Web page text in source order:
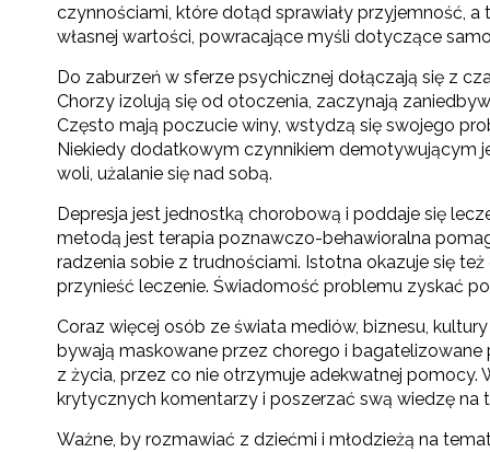
czynnościami, które dotąd sprawiały przyjemność,
własnej wartości, powracające myśli dotyczące
Do zaburzeń w sferze psychicznej dołączają się z
Chorzy izolują się od otoczenia, zaczynają
Często mają poczucie winy, wstydzą się swojego
Niekiedy dodatkowym czynnikiem demotywującym
woli, użalanie się nad sobą.
Depresja jest jednostką chorobową i poddaje się
metodą jest terapia poznawczo-behawioralna
radzenia sobie z trudnościami. Istotna okazuje się
przynieść leczenie. Świadomość problemu zyskać
Coraz więcej osób ze świata mediów, biznesu,
bywają maskowane przez chorego i
z życia, przez co nie otrzymuje adekwatnej pomocy.
krytycznych komentarzy i poszerzać swą wiedzę na
Ważne, by rozmawiać z dziećmi i młodzieżą na